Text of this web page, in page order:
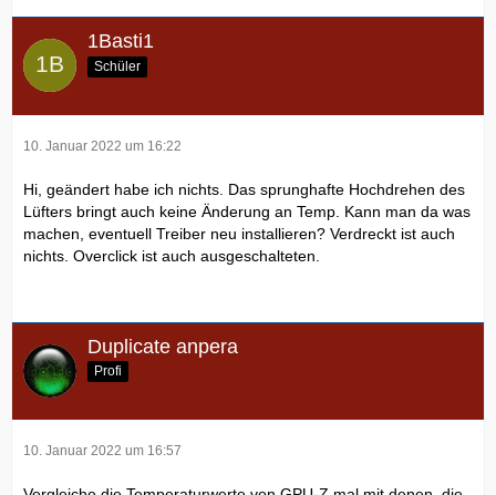
1Basti1
Schüler
10. Januar 2022 um 16:22
Hi, geändert habe ich nichts. Das sprunghafte Hochdrehen des
Lüfters bringt auch keine Änderung an Temp. Kann man da was
machen, eventuell Treiber neu installieren? Verdreckt ist auch
nichts. Overclick ist auch ausgeschalteten.
Duplicate anpera
Profi
10. Januar 2022 um 16:57